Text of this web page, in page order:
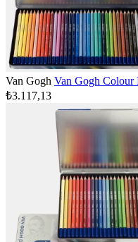
Van Gogh Van Gogh Colour
₺3.117,13